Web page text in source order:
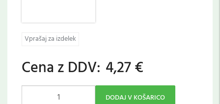
Vprašaj za izdelek
Cena z DDV: 4,27 €
DODAJ V KOŠARICO